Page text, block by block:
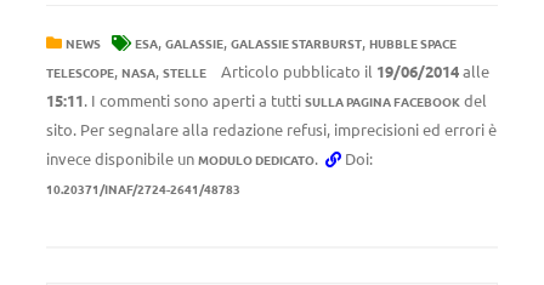
NEWS ESA, GALASSIE, GALASSIE STARBURST, HUBBLE SPACE
TELESCOPE, NASA, STELLE Articolo pubblicato il 19/06/2014alle
15:11. I commenti sono aperti a tutti SULLA PAGINA FACEBOOK del
sito. Per segnalare alla redazione refusi, imprecisioni ed errori è
invece disponibile un MODULO DEDICATO. Doi:
10.20371/INAF/2724-2641/48783